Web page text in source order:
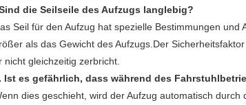
die Seilseile des Aufzugs langlebig?
Seil für den Aufzug hat spezielle Bestimmungen
als das Gewicht des Aufzugs.Der
nicht gleichzeitig zerbricht.
Ist es gefährlich, dass während des
dies geschieht, wird der Aufzug automatisch